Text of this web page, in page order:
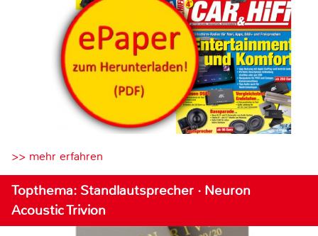
>> mehr erfahren
Topthema: Standlautsprecher · Neuron
Acoustic Trivion